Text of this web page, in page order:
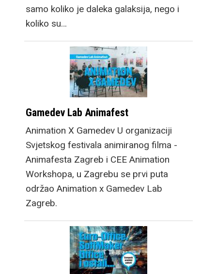
samo koliko je daleka galaksija, nego i
koliko su…
Gamedev Lab Animafest
Animation X Gamedev U organizaciji
Svjetskog festivala animiranog filma -
Animafesta Zagreb i CEE Animation
Workshopa, u Zagrebu se prvi puta
održao Animation x Gamedev Lab
Zagreb.